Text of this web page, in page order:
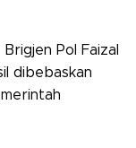
Pol Faizal
dibebaskan